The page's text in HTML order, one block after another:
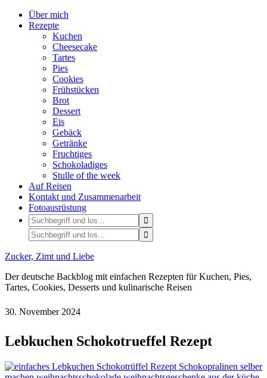
Über mich
Rezepte
Kuchen
Cheesecake
Tartes
Pies
Cookies
Frühstücken
Brot
Dessert
Eis
Gebäck
Getränke
Fruchtiges
Schokoladiges
Stulle of the week
Auf Reisen
Kontakt und Zusammenarbeit
Fotoausrüstung
Zucker, Zimt und Liebe
Der deutsche Backblog mit einfachen Rezepten für Kuchen, Pies,
Tartes, Cookies, Desserts und kulinarische Reisen
30. November 2024
Lebkuchen Schokotrueffel Rezept